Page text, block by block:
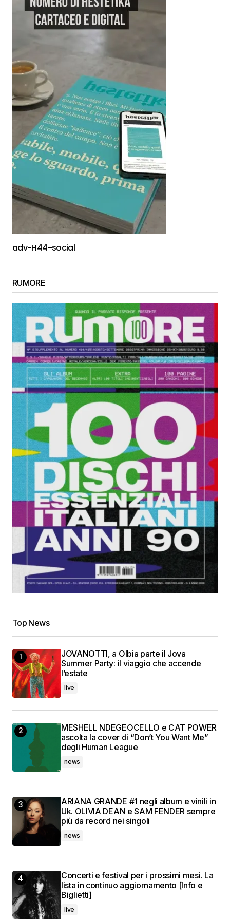
adv-H44-social
RUMORE
Top News
JOVANOTTI, a Olbia parte il Jova
Summer Party: il viaggio che accende
l’estate
live
MESHELL NDEGEOCELLO e CAT POWER
ascolta la cover di “Don’t You Want Me”
degli Human League
news
ARIANA GRANDE #1 negli album e vinili in
Uk. OLIVIA DEAN e SAM FENDER sempre
più da record nei singoli
news
Concerti e festival per i prossimi mesi. La
lista in continuo aggiornamento [Info e
Biglietti]
live